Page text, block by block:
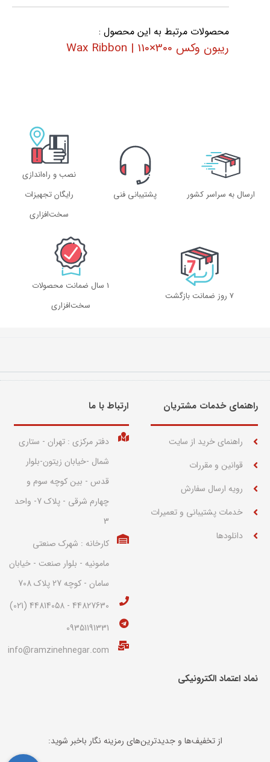
محصولات مرتبط به این محصول :
ریبون وکس 300×110 | Wax Ribbon
ارسال به سراسر کشور پشتیبانی فنی
نصب و راه‌اندازی
رایگان تجهیزات
سخت‌افزاری
۷ روز ضمانت بازگشت
1 سال ضمانت محصولات
سخت‌افزاری
راهنمای خدمات مشتریان
راهنمای خرید از سایت
قوانین و مقررات
رویه ارسال سفارش
خدمات پشتیبانی و تعمیرات
دانلودها
ارتباط با ما​
دفتر مرکزی : تهران - ستاری
شمال -خیابان زیتون-بلوار
قدس - بین کوچه سوم و
چهارم شرقی - پلاک 7- واحد
3
کارخانه : شهرک صنعتی
مامونیه - بلوار صنعت - خیابان
سامان - کوچه 27 پلاک 708
44827630 - 44814058 (021)
09351191331
info@ramzinehnegar.com
نماد اعتماد الکترونیکی​
از تخفیف‌ها و جدیدترین‌های رمزینه نگار باخبر شوید: